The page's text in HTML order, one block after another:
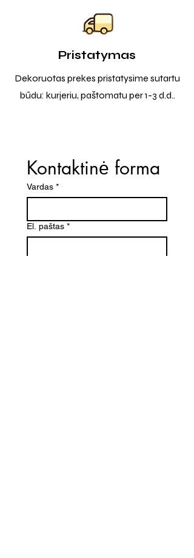
Pristatymas
Dekoruotas prekes pristatysime sutartu
būdu: kurjeriu, paštomatu per 1-3 d.d..
Kontaktinė forma
Vardas *
El. paštas *